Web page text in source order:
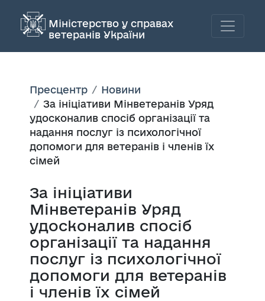
Міністерство у справах
ветеранів України
Пресцентр
Новини
За ініціативи Мінветеранів Уряд
удосконалив спосіб організації та
надання послуг із психологічної
допомоги для ветеранів і членів їх
сімей
За ініціативи
Мінветеранів Уряд
удосконалив спосіб
організації та надання
послуг із психологічної
допомоги для ветеранів
і членів їх сімей